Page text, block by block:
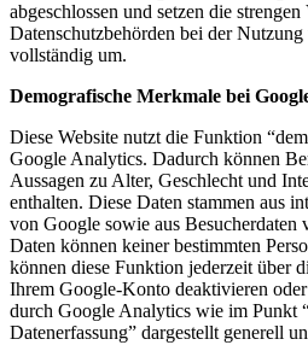
abgeschlossen und setzen die
Datenschutzbehörden bei der
vollständig um.
Demografische Merkmale bei
Diese Website nutzt die Funktion
Google Analytics. Dadurch können
Aussagen zu Alter, Geschlecht und
enthalten. Diese Daten stammen aus
von Google sowie aus Besucherdaten
Daten können keiner bestimmten
können diese Funktion jederzeit über
Ihrem Google-Konto deaktivieren
durch Google Analytics wie im Punkt
Datenerfassung” dargestellt generell